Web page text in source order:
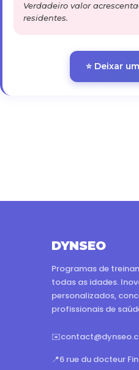
Verdadeiro valor
residentes.
⭐ Deixar
DYNSEO
Programas de
todas as idades.
personalizados,
profissionais de
✉️
📍6 rue du docteur